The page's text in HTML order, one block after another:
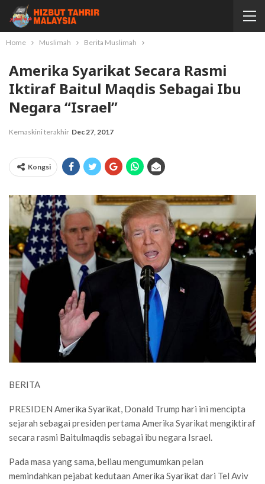
Home Muslimah Berita Muslimah
Amerika Syarikat Secara Rasmi
Iktiraf Baitul Maqdis Sebagai Ibu
Negara “Israel”
Kemaskini terakhir Dec 27, 2017
Kongsi
BERITA
PRESIDEN Amerika Syarikat, Donald Trump hari ini mencipta
sejarah sebagai presiden pertama Amerika Syarikat mengiktiraf
secara rasmi Baitulmaqdis sebagai ibu negara Israel.
Pada masa yang sama, beliau mengumumkan pelan
memindahkan pejabat kedutaan Amerika Syarikat dari Tel Aviv